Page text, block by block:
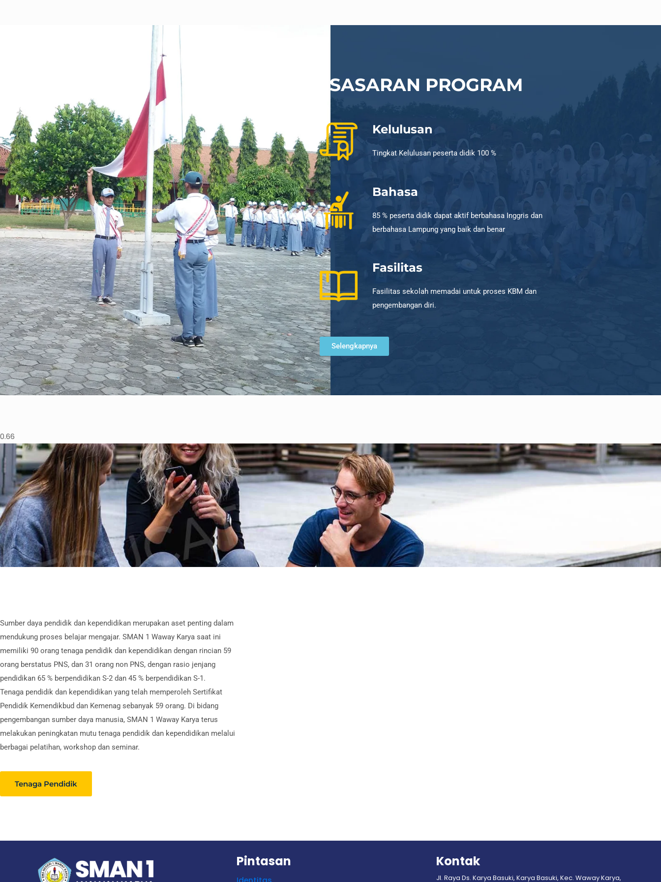
SASARAN PROGRAM
Kelulusan
Tingkat Kelulusan peserta didik 100 %
Bahasa
85 % peserta didik dapat aktif berbahasa Inggris dan
berbahasa Lampung yang baik dan benar
Fasilitas
Fasilitas sekolah memadai untuk proses KBM dan
pengembangan diri.
Selengkapnya
Sumber daya pendidik dan kependidikan merupakan aset penting dalam
mendukung proses belajar mengajar. SMAN 1 Waway Karya saat ini
memiliki 90 orang tenaga pendidik dan kependidikan dengan rincian 59
orang berstatus PNS, dan 31 orang non PNS, dengan rasio jenjang
pendidikan 65 % berpendidikan S-2 dan 45 % berpendidikan S-1.
Tenaga pendidik dan kependidikan yang telah memperoleh Sertifikat
Pendidik Kemendikbud dan Kemenag sebanyak 59 orang. Di bidang
pengembangan sumber daya manusia, SMAN 1 Waway Karya terus
melakukan peningkatan mutu tenaga pendidik dan kependidikan melalui
berbagai pelatihan, workshop dan seminar.
Tenaga Pendidik
Pintasan Kontak
Jl. Raya Ds. Karya Basuki, Karya Basuki, Kec. Waway Karya,